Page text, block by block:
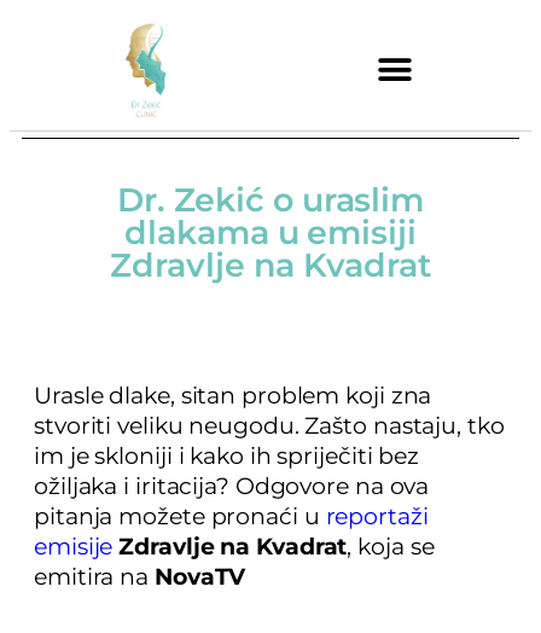
Dr. Zekić o uraslim
dlakama u emisiji
Zdravlje na Kvadrat
Urasle dlake, sitan problem koji zna
stvoriti veliku neugodu. Zašto nastaju, tko
im je skloniji i kako ih spriječiti bez
ožiljaka i iritacija? Odgovore na ova
pitanja možete pronaći u reportaži
emisije Zdravlje na Kvadrat, koja se
emitira na NovaTV